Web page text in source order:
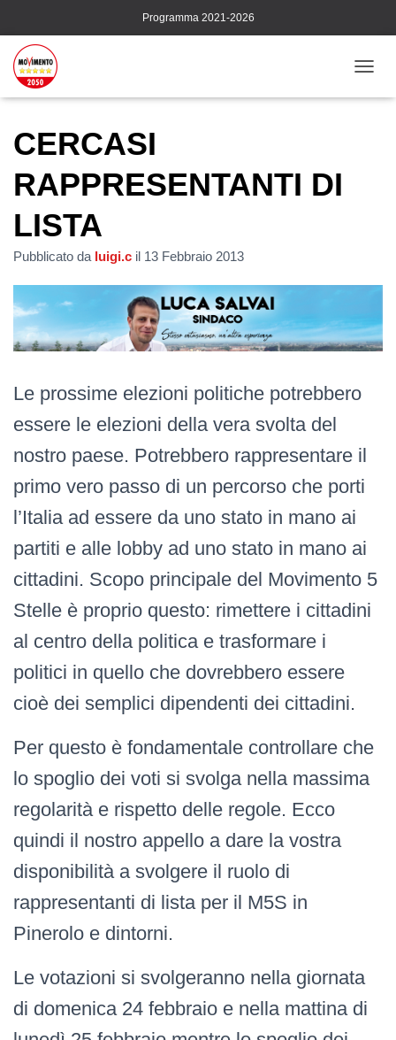
Programma 2021-2026
A
L
E
CERCASI
RAPPRESENTANTI DI
LISTA
Pubblicato da luigi.c il 13 Febbraio 2013
Le prossime elezioni politiche potrebbero
essere le elezioni della vera svolta del
nostro paese. Potrebbero rappresentare il
primo vero passo di un percorso che porti
l’Italia ad essere da uno stato in mano ai
partiti e alle lobby ad uno stato in mano ai
cittadini. Scopo principale del Movimento 5
Stelle è proprio questo: rimettere i cittadini
al centro della politica e trasformare i
politici in quello che dovrebbero essere
cioè dei semplici dipendenti dei cittadini.
Per questo è fondamentale controllare che
lo spoglio dei voti si svolga nella massima
regolarità e rispetto delle regole. Ecco
quindi il nostro appello a dare la vostra
disponibilità a svolgere il ruolo di
rappresentanti di lista per il M5S in
Pinerolo e dintorni.
Le votazioni si svolgeranno nella giornata
di domenica 24 febbraio e nella mattina di